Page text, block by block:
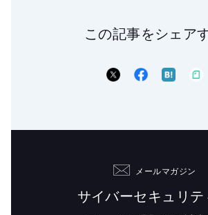
この記事をシェア
メールマガジン
サイバーセキュリテ